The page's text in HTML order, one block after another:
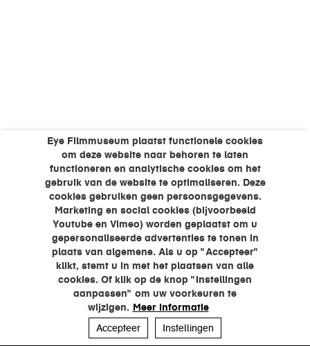
Eye Filmmuseum plaatst functionele cookies
om deze website naar behoren te laten
functioneren en analytische cookies om het
gebruik van de website te optimaliseren. Deze
cookies gebruiken geen persoonsgegevens.
Marketing en social cookies (bijvoorbeeld
Youtube en Vimeo) worden geplaatst om u
gepersonaliseerde advertenties te tonen in
plaats van algemene. Als u op "Accepteer"
klikt, stemt u in met het plaatsen van alle
cookies. Of klik op de knop "Instellingen
aanpassen" om uw voorkeuren te
wijzigen. Meer informatie
Accepteer
Instellingen